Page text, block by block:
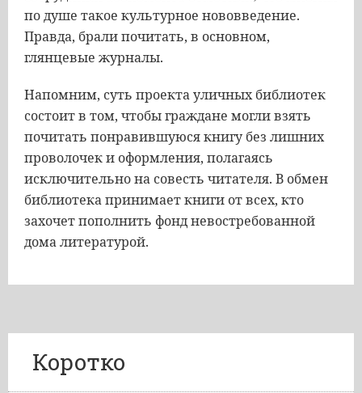
по душе такое культурное нововведение.
Правда, брали почитать, в основном,
глянцевые журналы.
Напомним, суть проекта уличных библиотек
состоит в том, чтобы граждане могли взять
почитать понравившуюся книгу без лишних
проволочек и оформления, полагаясь
исключительно на совесть читателя. В обмен
библиотека принимает книги от всех, кто
захочет пополнить фонд невостребованной
дома литературой.
Коротко